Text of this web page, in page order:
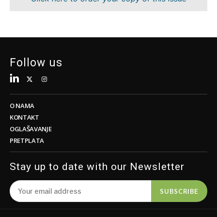
Održivost
Tehnologija
Telekom
Transport
Trgovina
Insights
Intervju
Analiza
Održivost
Turizam
Trgovina
Insights
Intervju
Mišljenje
Svet
Analiza
Discover
Follow us
O NAMA
KONTAKT
OGLAŠAVANJE
PRETPLATA
Stay up to date with our Newsletter
SUBSCRIBE